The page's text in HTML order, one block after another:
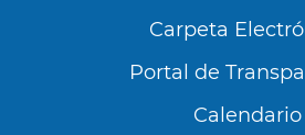
Carpeta
Portal de
Calendario